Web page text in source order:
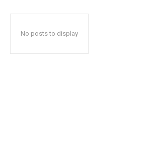
No posts to display